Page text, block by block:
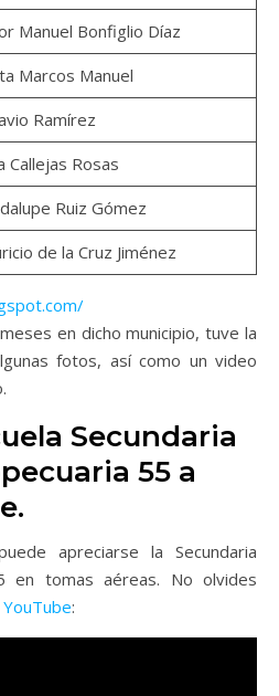
Manuel Bonfiglio Díaz
Marcos Manuel
Ramírez
Callejas Rosas
Ruiz Gómez
de la Cruz Jiménez
en dicho municipio, tuve la
fotos, así como un video
Secundaria
55 a
apreciarse la Secundaria
en tomas aéreas. No olvides
YouTube: